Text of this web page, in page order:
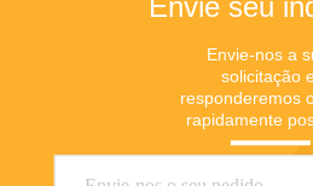
Envie seu
Envie-nos a
solicitação
responderemos
rapidamente